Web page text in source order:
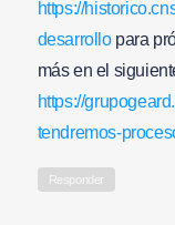
https://
desarrollopara
más en el
https://
tendremos-
Responder